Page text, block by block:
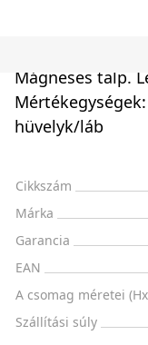
Mágneses talp.
hüvelyk/láb
Cikkszám
Márka
Garancia
EAN
A csomag méretei
Szállítási súly